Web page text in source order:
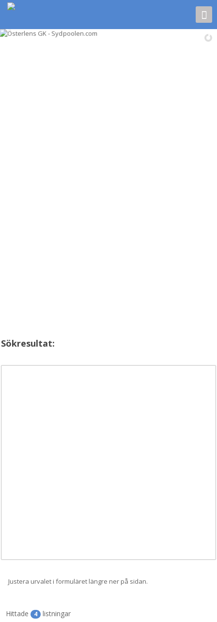
Sökresultat:
Justera urvalet i formuläret längre ner på sidan.
Hittade 4 listningar